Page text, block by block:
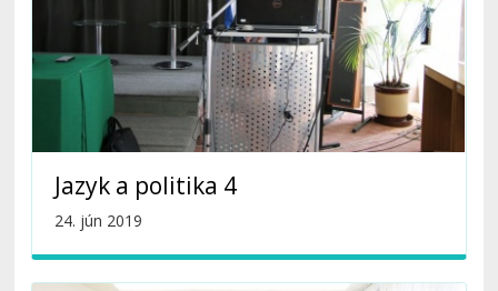
Jazyk a politika 4
24. jún 2019